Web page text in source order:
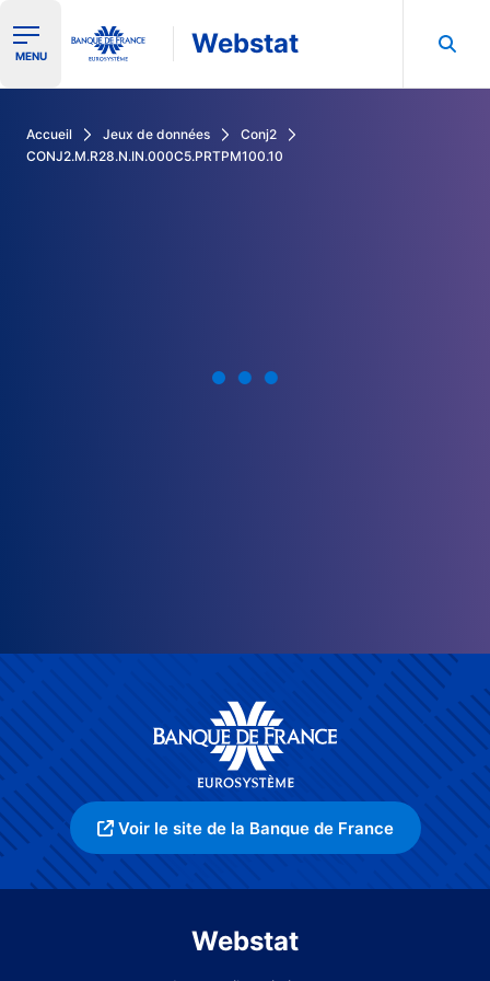
Ouvrir le menu de navigation
MENU Webstat
Accueil Jeux de données
Conj2
CONJ2.M.R28.N.IN.000C5.PRTPM100.10
Voir le site de la Banque de France
Webstat